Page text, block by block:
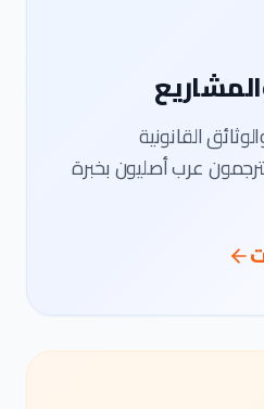
القانونية
عرب أصليون بخبرة